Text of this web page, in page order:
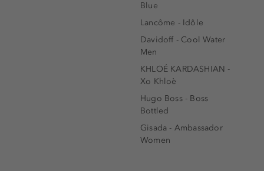
Blue
Lancôme - Idôle
Davidoff - Cool Water
Men
KHLOÉ KARDASHIAN -
Xo Khloè
Hugo Boss - Boss
Bottled
Gisada - Ambassador
Women